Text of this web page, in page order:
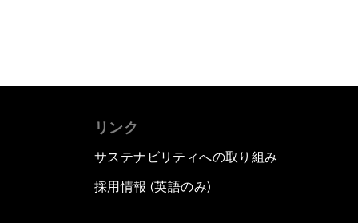
リンク
サステナビリティへの取り組み
採用情報 (英語のみ)